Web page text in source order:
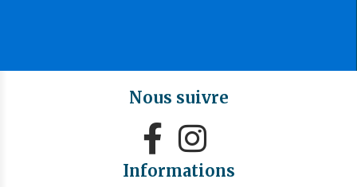
Nous suivre
 
Informations